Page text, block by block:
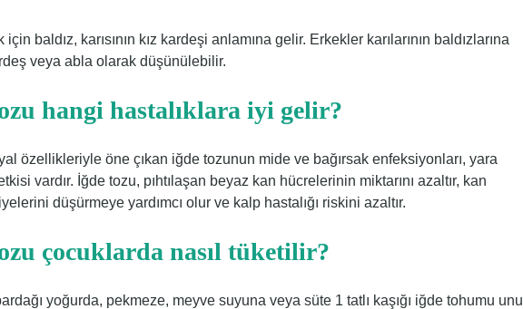
baldız, karısının kız kardeşi anlamına gelir. Erkekler karılarının baldızlarına
veya abla olarak düşünülebilir.
hangi hastalıklara iyi gelir?
özellikleriyle öne çıkan iğde tozunun mide ve bağırsak enfeksiyonları, yara
vardır. İğde tozu, pıhtılaşan beyaz kan hücrelerinin miktarını azaltır, kan
düşürmeye yardımcı olur ve kalp hastalığı riskini azaltır.
çocuklarda nasıl tüketilir?
yoğurda, pekmeze, meyve suyuna veya süte 1 tatlı kaşığı iğde tohumu unu